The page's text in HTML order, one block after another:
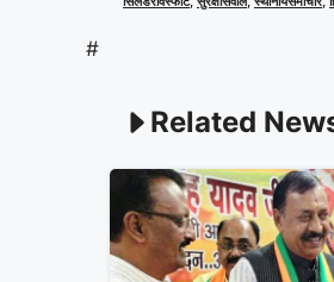
#
Related